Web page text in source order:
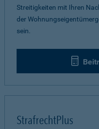
Streitigkeiten mit Ihren
der
sein.
StrafrechtPlus